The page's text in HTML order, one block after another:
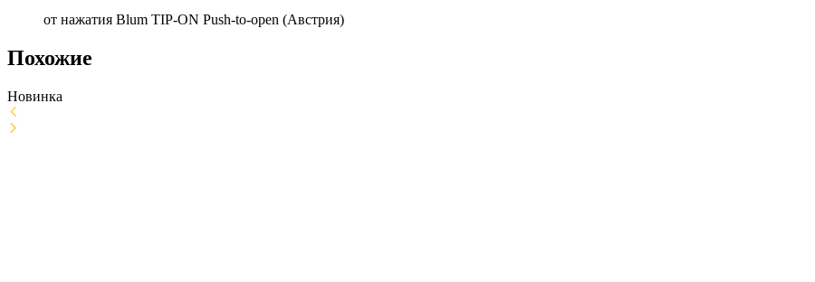
от нажатия Blum TIP-ON Push-to-open (Австрия)
Похожие
Новинка